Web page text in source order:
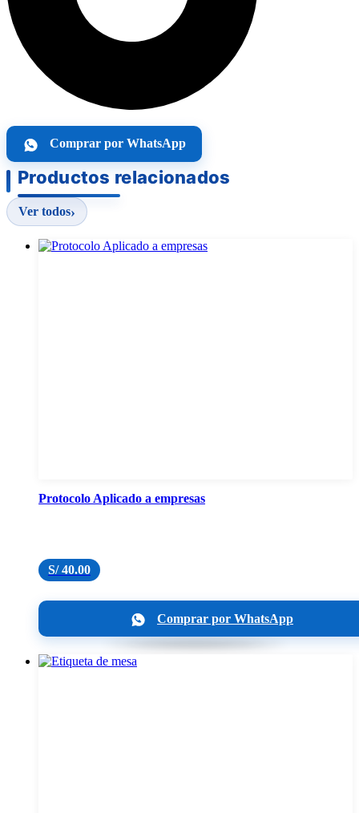
Comprar por WhatsApp
Productos relacionados
Ver todos
Protocolo Aplicado a empresas
S/40.00
Comprar por WhatsApp